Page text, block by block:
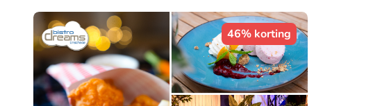
46% korting